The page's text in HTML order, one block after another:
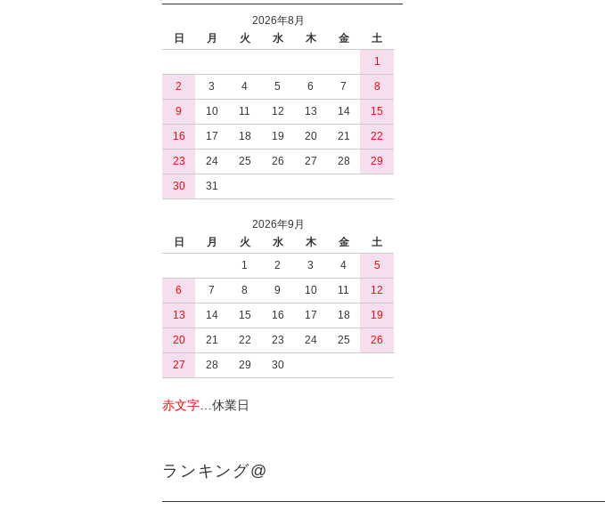
2026年8月
日
月 火 水 木 金
土
1
2
3 4 5 6 7
8
9
10 11 12 13 14
15
16
17 18 19 20 21
22
23
24 25 26 27 28
29
30
31
2026年9月
日
月 火 水 木 金
土
1
2 3 4
5
6
7 8 9 10 11
12
13
14 15 16 17 18
19
20
21 22 23 24 25
26
27
28 29 30
赤文字 …休業日
ランキング@